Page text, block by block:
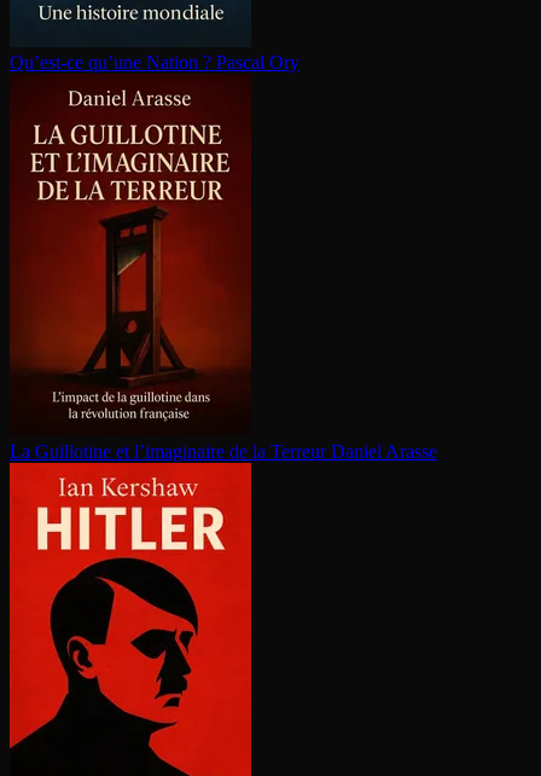
Qu’est-ce qu’une Nation ? Pascal Ory
La Guillotine et l’imaginaire de la Terreur Daniel Arasse